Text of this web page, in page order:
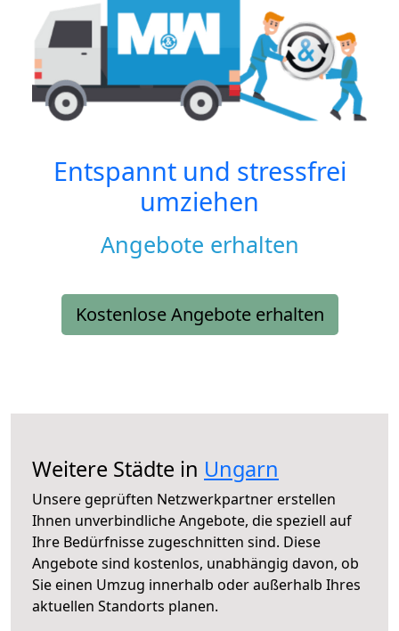
Entspannt und stressfrei
umziehen
Angebote erhalten
Kostenlose Angebote erhalten
Weitere Städte in Ungarn
Unsere geprüften Netzwerkpartner erstellen
Ihnen unverbindliche Angebote, die speziell auf
Ihre Bedürfnisse zugeschnitten sind. Diese
Angebote sind kostenlos, unabhängig davon, ob
Sie einen Umzug innerhalb oder außerhalb Ihres
aktuellen Standorts planen.